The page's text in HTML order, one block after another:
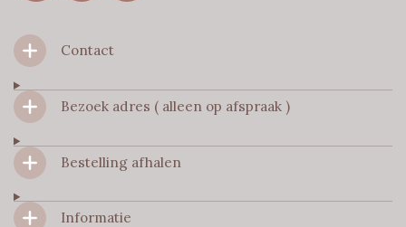
c
e
o
o
k
t
g
a
m
A
p
Contact
Bezoek adres ( alleen op afspraak )
Bestelling afhalen
Informatie